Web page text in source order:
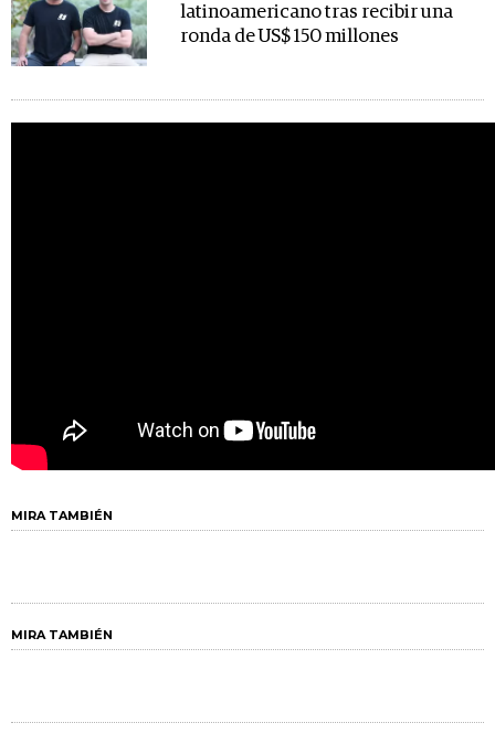
latinoamericano tras recibir una
ronda de US$ 150 millones
MIRA TAMBIÉN
MIRA TAMBIÉN